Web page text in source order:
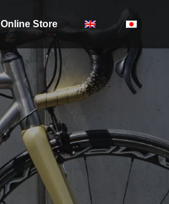
Online Store